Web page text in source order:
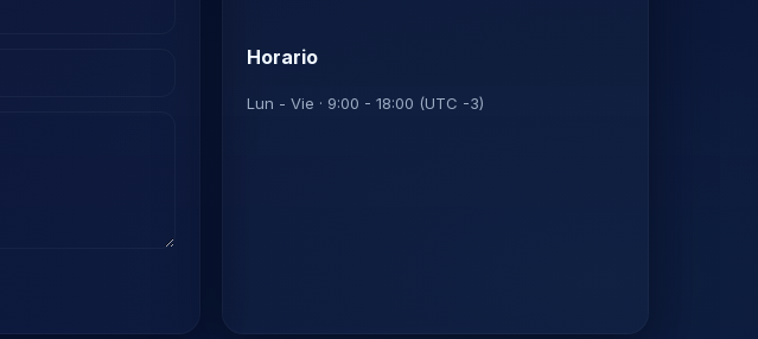
Horario
Lun - Vie · 9:00 - 18:00 (UTC -3)